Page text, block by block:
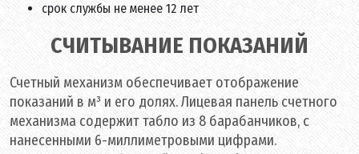
срок службы не менее 12 лет
СЧИТЫВАНИЕ ПОКАЗАНИЙ
Счетный механизм обеспечивает отображение
показаний в м³ и его долях. Лицевая панель счетного
механизма содержит табло из 8 барабанчиков, с
нанесенными 6-миллиметровыми цифрами.